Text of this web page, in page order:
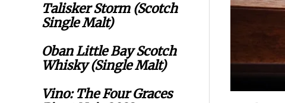
Talisker Storm (Scotch
Single Malt)
Oban Little Bay Scotch
Whisky (Single Malt)
Vino: The Four Graces